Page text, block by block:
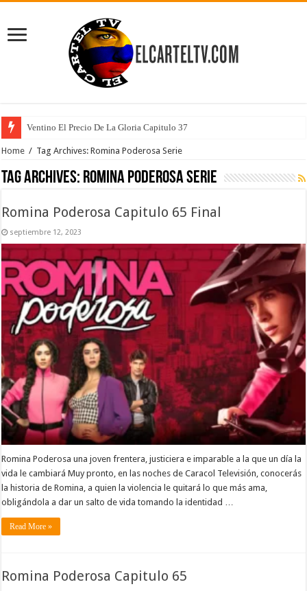
Ventino El Precio De La Gloria Capitulo 37
Home / Tag Archives: Romina Poderosa Serie
Tag Archives: Romina Poderosa Serie
Romina Poderosa Capitulo 65 Final
septiembre 12, 2023
Romina Poderosa una joven frentera, justiciera e imparable a la que un día la
vida le cambiará Muy pronto, en las noches de Caracol Televisión, conocerás
la historia de Romina, a quien la violencia le quitará lo que más ama,
obligándola a dar un salto de vida tomando la identidad …
Read More »
Romina Poderosa Capitulo 65